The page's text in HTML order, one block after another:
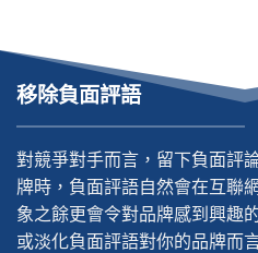
移除負面評語
對競爭對手而言，留下負面評
牌時，負面評語自然會在互聯
象之餘更會令對品牌感到興趣
或淡化負面評語對你的品牌而